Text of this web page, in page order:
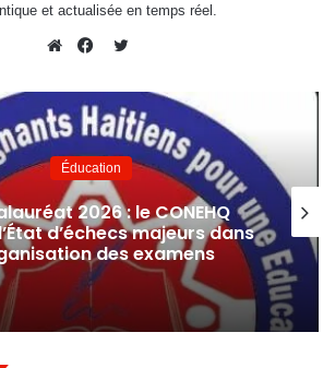
et actualisée en temps réel.
Éducation
2026 : le CONEHQ
d’échecs majeurs dans
des examens